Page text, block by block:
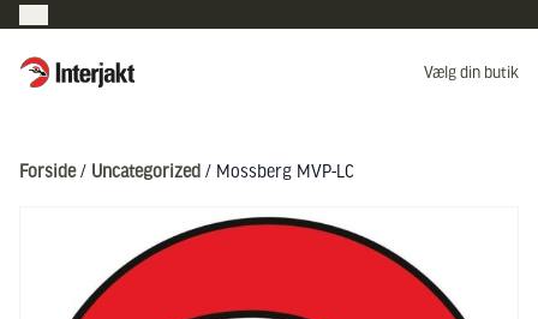
Interjakt DK Vælg din butik
Forside/ Uncategorized / Mossberg MVP-LC